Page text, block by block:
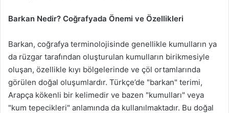
Barkan Nedir? Coğrafyada Önemi ve Özellikleri
Barkan, coğrafya terminolojisinde genellikle kumulların ya
da rüzgar tarafından oluşturulan kumulların birikmesiyle
oluşan, özellikle kıyı bölgelerinde ve çöl ortamlarında
görülen doğal oluşumlardır. Türkçe’de "barkan" terimi,
Arapça kökenli bir kelimedir ve bazen "kumulları" veya
"kum tepecikleri" anlamında da kullanılmaktadır. Bu doğal